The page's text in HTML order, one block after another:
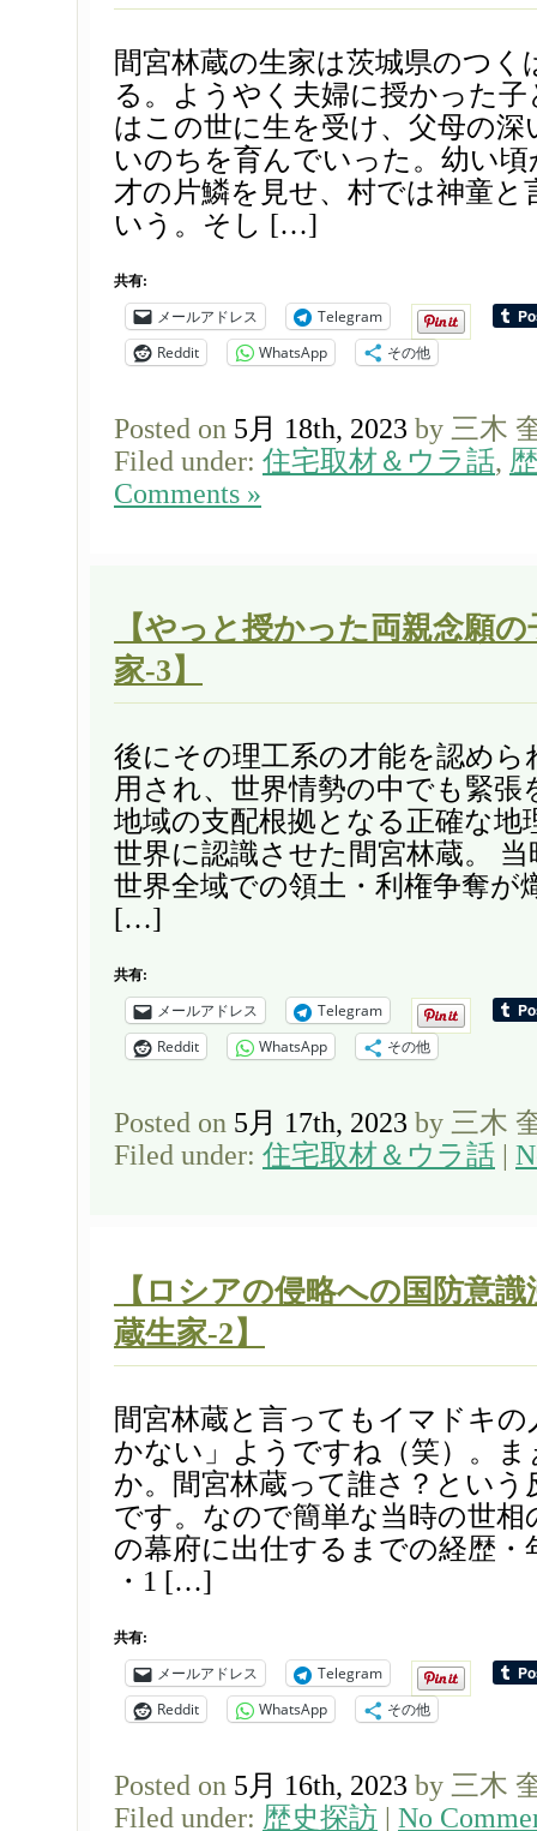
間宮林蔵の生家は茨城県のつく
る。ようやく夫婦に授かった
はこの世に生を受け、父母の深
いのちを育んでいった。幼い
才の片鱗を見せ、村では神童と
いう。そし […]
共有:
メールアドレス
Telegram
Reddit
WhatsApp その他
Posted on 5月 18th, 2023 by 三木
Filed under: 住宅取材＆ウラ話,
Comments »
【やっと授かった両親念願
家-3】
後にその理工系の才能を認めら
用され、世界情勢の中でも緊張
地域の支配根拠となる正確な地
世界に認識させた間宮林蔵。
世界全域での領土・利権争奪が
[…]
共有:
メールアドレス
Telegram
Reddit
WhatsApp その他
Posted on 5月 17th, 2023 by 三木
Filed under: 住宅取材＆ウラ話
【ロシアの侵略への国防意
蔵生家-2】
間宮林蔵と言ってもイマドキ
かない」ようですね（笑）。
か。間宮林蔵って誰さ？という
です。なので簡単な当時の世相
の幕府に出仕するまでの経歴・
・1 […]
共有:
メールアドレス
Telegram
Reddit
WhatsApp その他
Posted on 5月 16th, 2023 by 三木
Filed under: 歴史探訪 No